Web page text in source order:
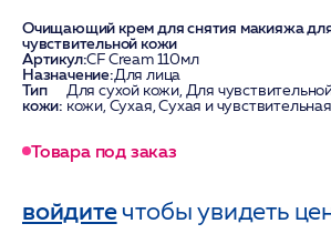
Очищающий крем для снятия макияжа
чувствительной кожи
Артикул:CF Cream 110мл
Назначение:Для лица
Тип
кожи:
Для сухой кожи, Для
кожи, Сухая, Сухая и чувствительная
Товара под заказ
войдитечтобы увидеть